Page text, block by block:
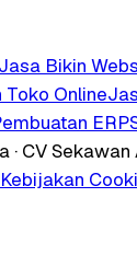
Jasa Bikin
Online
ERP
CV
Kebijakan